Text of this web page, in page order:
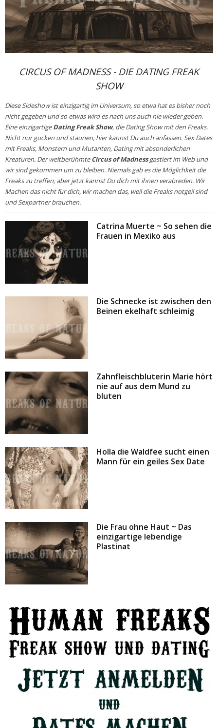
CIRCUS OF MADNESS - DIE DATING FREAK
SHOW
Diese Sideshow ist einzigartig im Universum, so etwa hat es bisher noch
nicht gegeben und so etwas wird es nach uns auch nie wieder geben.
Eine einzigartigeDating Freak Show, die Dating Show mit den Freaks.
Nicht nur gucken und staunen, hier kannst Du auch anfassen. Sex Dates
mit Freaks, Monstern und Mutanten, Dating mit absonderlichen
Kreaturen. Der weltberühmteCircus of Madnessgastiert im Web und
wir sind gekommen um zu bleiben. Niemals gab es die Möglichkeit die
Freaks zu treffen, aber jetzt kannst Du dich mit ihnen verabreden. Wir
Machen das nicht für dich, wir machen das, weil die Freaks notgeil sind
undSexpartnerbrauchen.
Catrina Muerte ~ So sehen die
Frauen in Mexiko aus
Die Schnecke ist zwischen den
Beinen ekelhaft schleimig
Zahnfleischbluterin Marie hört
nie auf aus dem Mund zu
bluten
Holla die Waldfee sucht einen
Mann für ein geiles Sex Date
Die Frau ohne Haut ~ Das
einzigartige lebendige
Plastinat